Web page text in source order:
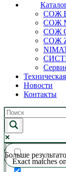
СОЖ
СОЖ
СОЖ
СОЖ
Новости
Контакты
Больше
Exact matches